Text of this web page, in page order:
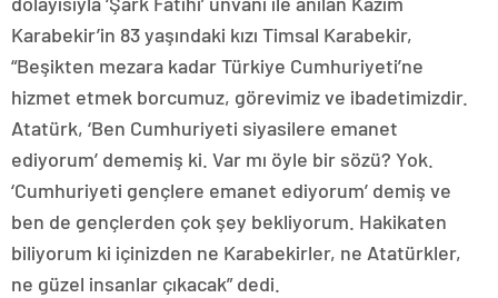
Karabekir’in 83 yaşındaki kızı Timsal Karabekir,
“Beşikten mezara kadar Türkiye Cumhuriyeti’ne
hizmet etmek borcumuz, görevimiz ve ibadetimizdir.
Atatürk, ‘Ben Cumhuriyeti siyasilere emanet
ediyorum’ dememiş ki. Var mı öyle bir sözü? Yok.
‘Cumhuriyeti gençlere emanet ediyorum’ demiş ve
ben de gençlerden çok şey bekliyorum. Hakikaten
biliyorum ki içinizden ne Karabekirler, ne Atatürkler,
ne güzel insanlar çıkacak” dedi.